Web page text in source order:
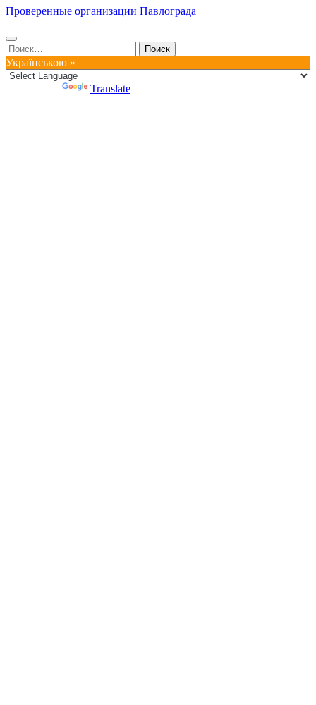
Проверенные организации Павлограда
Найти:
Українською »
Translate